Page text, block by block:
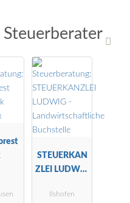
Steuerberater
STEUERKAN
ZLEI LUDWIG
Landwirtscha
Ilshofen